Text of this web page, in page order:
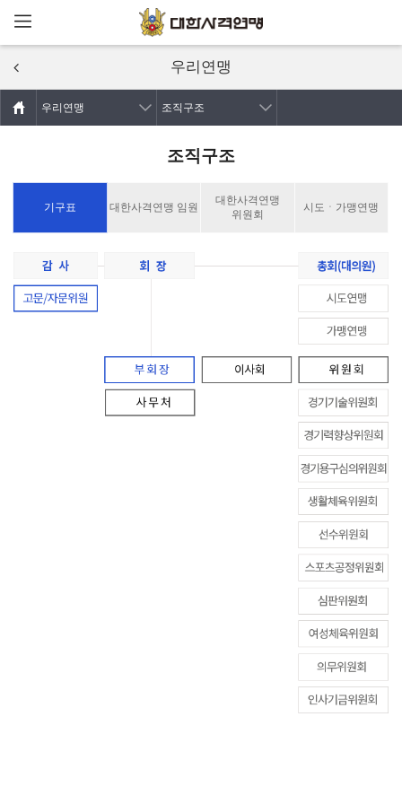
주요콘텐츠로
우리연맹
우리연맹 조직구조
조직구조
기구표 대한사격연맹 임원
대한사격연맹
위원회
시도ㆍ가맹연맹